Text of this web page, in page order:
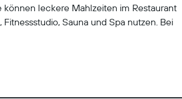
leckere Mahlzeiten im Restaurant
Sauna und Spa nutzen. Bei